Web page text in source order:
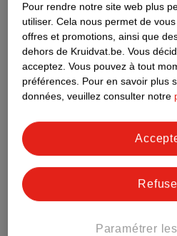
Informations figurant sur
Nature Impact Score
Ce produit
Impact
Plus
Informations sur la
Pour rendre notre site web plus
utiliser. Cela nous permet de
offres et promotions, ainsi que
dehors de Kruidvat.be. Vous
acceptez. Vous pouvez à tout
préférences. Pour en savoir plus
données, veuillez consulter notre
Paramétrer